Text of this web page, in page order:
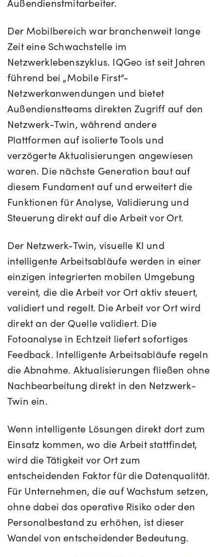
Der Mobilbereich war branchenweit lange
Zeit eine Schwachstelle im
Netzwerklebenszyklus. IQGeo ist seit Jahren
führend bei „Mobile First“-
Netzwerkanwendungen und bietet
Außendienstteams direkten Zugriff auf den
Netzwerk-Twin, während andere
Plattformen auf isolierte Tools und
verzögerte Aktualisierungen angewiesen
waren. Die nächste Generation baut auf
diesem Fundament auf und erweitert die
Funktionen für Analyse, Validierung und
Steuerung direkt auf die Arbeit vor Ort.
Der Netzwerk-Twin, visuelle KI und
intelligente Arbeitsabläufe werden in einer
einzigen integrierten mobilen Umgebung
vereint, die die Arbeit vor Ort aktiv steuert,
validiert und regelt. Die Arbeit vor Ort wird
direkt an der Quelle validiert. Die
Fotoanalyse in Echtzeit liefert sofortiges
Feedback. Intelligente Arbeitsabläufe regeln
die Abnahme. Aktualisierungen fließen ohne
Nachbearbeitung direkt in den Netzwerk-
Twin ein.
Wenn intelligente Lösungen direkt dort zum
Einsatz kommen, wo die Arbeit stattfindet,
wird die Tätigkeit vor Ort zum
entscheidenden Faktor für die Datenqualität.
Für Unternehmen, die auf Wachstum setzen,
ohne dabei das operative Risiko oder den
Personalbestand zu erhöhen, ist dieser
Wandel von entscheidender Bedeutung.